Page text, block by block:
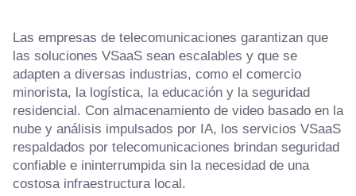
Las empresas de telecomunicaciones garantizan que
las soluciones VSaaS sean escalables y que se
adapten a diversas industrias, como el comercio
minorista, la logística, la educación y la seguridad
residencial. Con almacenamiento de video basado en la
nube y análisis impulsados por IA, los servicios VSaaS
respaldados por telecomunicaciones brindan seguridad
confiable e ininterrumpida sin la necesidad de una
costosa infraestructura local.